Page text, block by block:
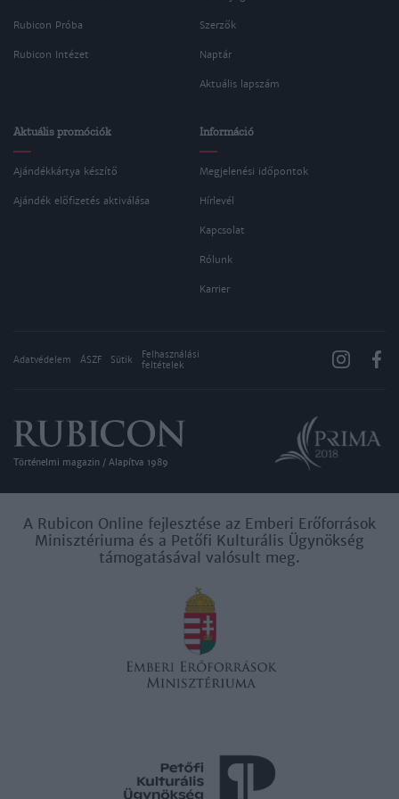
Rubicon Próba
Rubicon Intézet
Szerzők
Naptár
Aktuális lapszám
Aktuális promóciók
Ajándékkártya készítő
Ajándék előfizetés aktiválása
Információ
Megjelenési időpontok
Hírlevél
Kapcsolat
Rólunk
Karrier
Adatvédelem ÁSZF Sütik
Felhasználási
feltételek
Történelmi magazin / Alapítva 1989
A Rubicon Online fejlesztése az Emberi Erőforrások
Minisztériuma és a Petőfi Kulturális Ügynökség
támogatásával valósult meg.